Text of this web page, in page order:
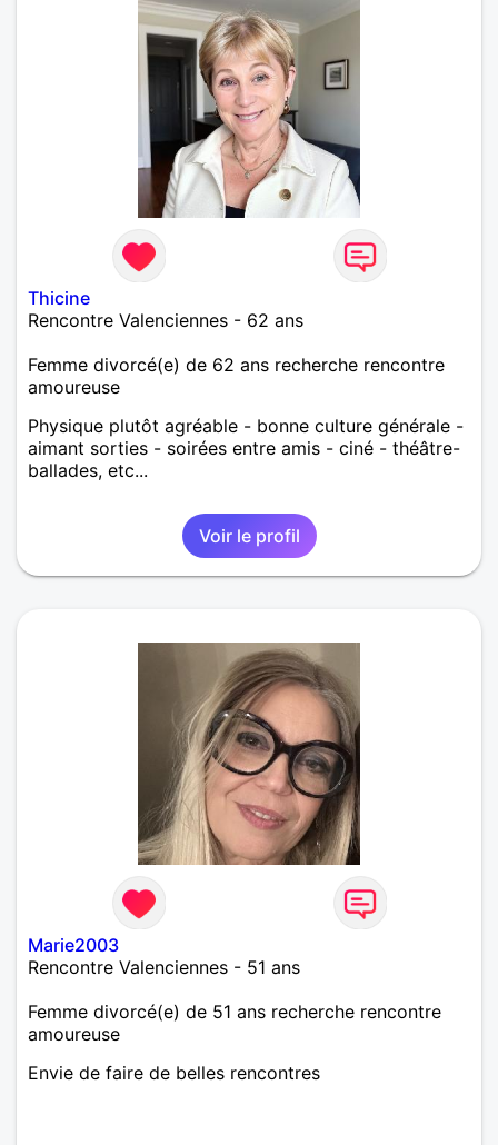
Thicine
Rencontre Valenciennes - 62 ans
Femme divorcé(e) de 62 ans recherche rencontre
amoureuse
Physique plutôt agréable - bonne culture générale -
aimant sorties - soirées entre amis - ciné - théâtre-
ballades, etc...
Voir le profil
Marie2003
Rencontre Valenciennes - 51 ans
Femme divorcé(e) de 51 ans recherche rencontre
amoureuse
Envie de faire de belles rencontres